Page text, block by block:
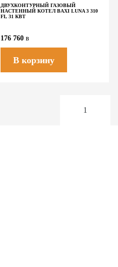
ДВУХКОНТУРНЫЙ ГАЗОВЫЙ
НАСТЕННЫЙ КОТЕЛ BAXI LUNA 3 310
FI, 31 КВТ
176 760в
В корзину
1